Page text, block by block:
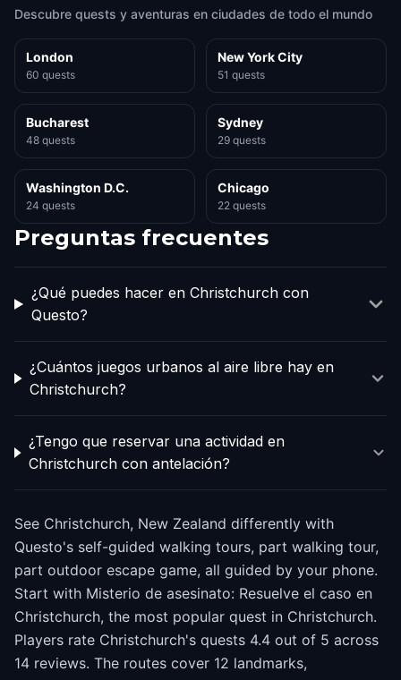
Descubre quests y aventuras en ciudades de todo el mundo
London
60 quests
New York City
51 quests
Bucharest
48 quests
Sydney
29 quests
Washington D.C.
24 quests
Chicago
22 quests
Preguntas frecuentes
¿Qué puedes hacer en Christchurch con
Questo?
¿Cuántos juegos urbanos al aire libre hay en
Christchurch?
¿Tengo que reservar una actividad en
Christchurch con antelación?
See Christchurch, New Zealand differently with
Questo's self-guided walking tours, part walking tour,
part outdoor escape game, all guided by your phone.
Start with Misterio de asesinato: Resuelve el caso en
Christchurch, the most popular quest in Christchurch.
Players rate Christchurch's quests 4.4 out of 5 across
14 reviews. The routes cover 12 landmarks,